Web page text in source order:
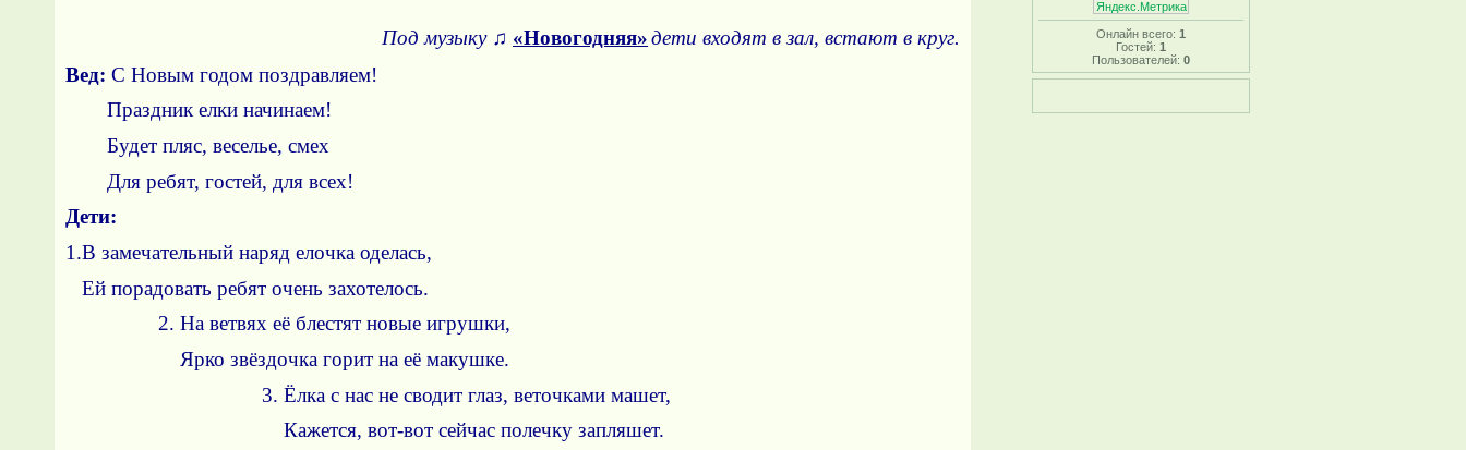
Под музыку ♫ «Новогодняя»дети входят в зал, встают в круг.
Вед: С Новым годом поздравляем!
Праздник елки начинаем!
Будет пляс, веселье, смех
Для ребят, гостей, для всех!
Дети:
1.В замечательный наряд елочка оделась,
Ей порадовать ребят очень захотелось.
2. На ветвях её блестят новые игрушки,
Ярко звёздочка горит на её макушке.
3. Ёлка с нас не сводит глаз, веточками машет,
Кажется, вот-вот сейчас полечку запляшет.
Онлайн всего: 1
Гостей: 1
Пользователей: 0